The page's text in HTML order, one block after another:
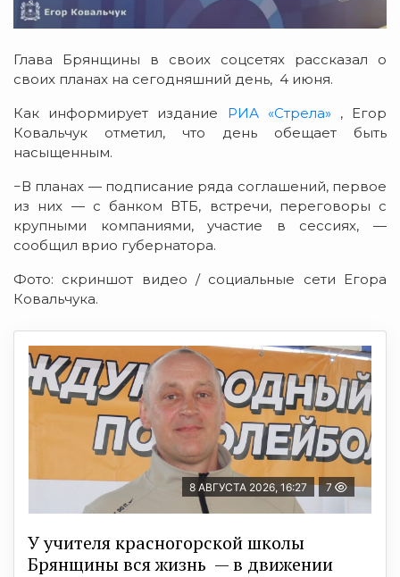
Глава Брянщины в своих соцсетях рассказал о
своих планах на сегодняшний день, 4 июня.
Как информирует издание РИА «Стрела», Егор
Ковальчук отметил, что день обещает быть
насыщенным.
−В планах — подписание ряда соглашений, первое
из них — с банком ВТБ, встречи, переговоры с
крупными компаниями, участие в сессиях, —
сообщил врио губернатора.
Фото: скриншот видео / социальные сети Егора
Ковальчука.
8 АВГУСТА 2026, 16:27 7
У учителя красногорской школы
Брянщины вся жизнь — в движении